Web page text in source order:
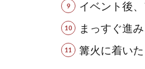
イベント後
まっすぐ進
篝火に着い